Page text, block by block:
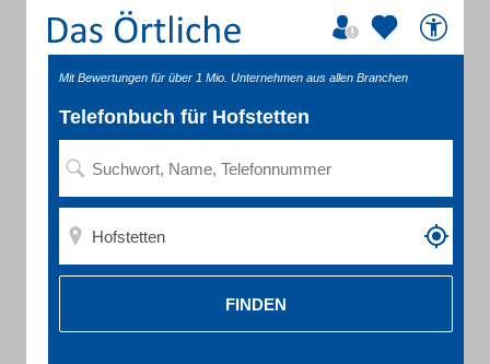
Mit Bewertungen für über 1 Mio. Unternehmen aus allen Branchen
Telefonbuch für Hofstetten
FINDEN